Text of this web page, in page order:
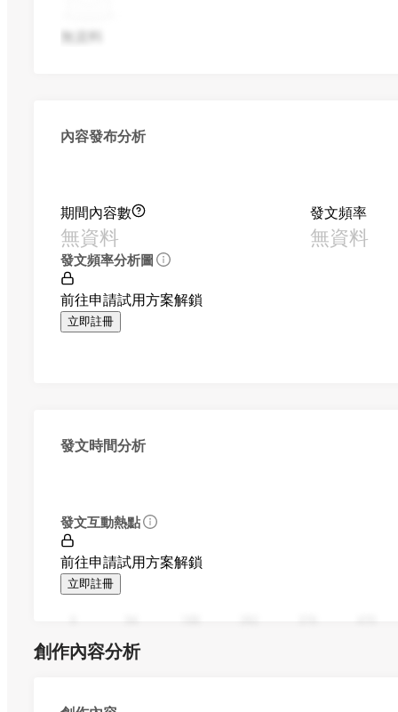
無資料
內容發布分析
期間內容數
無資料
發文頻率
無資料
發文頻率分析圖
前往申請試用方案解鎖
立即註冊
發文時間分析
發文互動熱點
前往申請試用方案解鎖
立即註冊
創作內容分析